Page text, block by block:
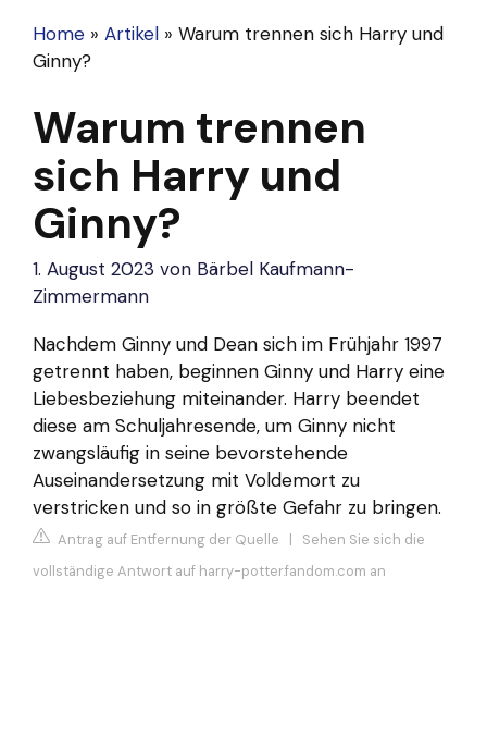
Home » Artikel » Warum trennen sich Harry und
Ginny?
Warum trennen
sich Harry und
Ginny?
1. August 2023 von Bärbel Kaufmann-
Zimmermann
Nachdem Ginny und Dean sich im Frühjahr 1997
getrennt haben, beginnen Ginny und Harry eine
Liebesbeziehung miteinander. Harry beendet
diese am Schuljahresende, um Ginny nicht
zwangsläufig in seine bevorstehende
Auseinandersetzung mit Voldemort zu
verstricken und so in größte Gefahr zu bringen.
Antrag auf Entfernung der Quelle | Sehen Sie sich die
vollständige Antwort auf harry-potter.fandom.com an